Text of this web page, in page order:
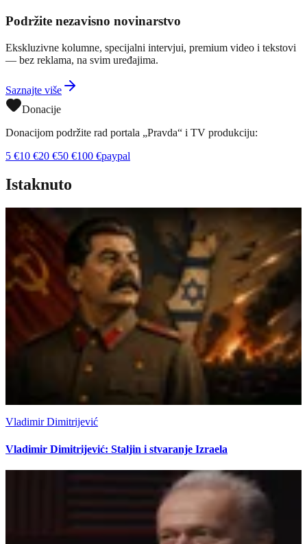
Podržite nezavisno novinarstvo
Ekskluzivne kolumne, specijalni intervjui, premium video i tekstovi
— bez reklama, na svim uređajima.
Saznajte više
Donacije
Donacijom podržite rad portala „Pravda“ i TV produkciju:
5 €10 €20 €50 €100 €paypal
Istaknuto
Vladimir Dimitrijević
Vladimir Dimitrijević: Staljin i stvaranje Izraela